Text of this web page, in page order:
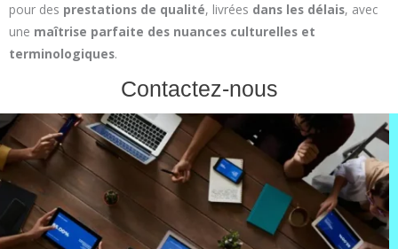
pour des prestations de qualité, livrées dans les délais, avec
une maîtrise parfaite des nuances culturelles et
terminologiques.
Contactez-nous